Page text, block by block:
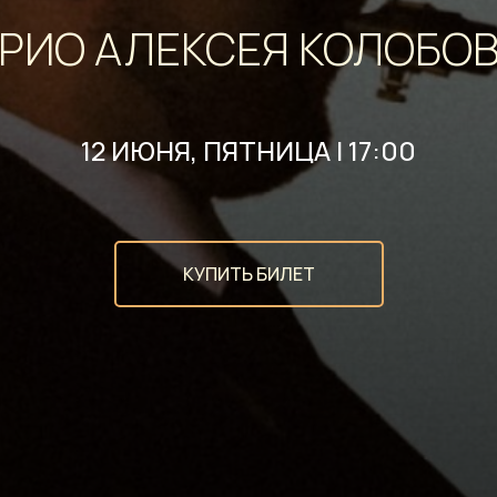
АЛЕКСЕЯ
12 ИЮНЯ, ПЯТНИЦА | 17:00
КУПИТЬ БИЛЕТ